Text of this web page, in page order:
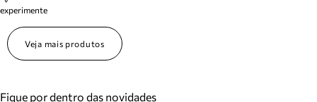
experimente
Veja mais produtos
Fique por dentro das novidades